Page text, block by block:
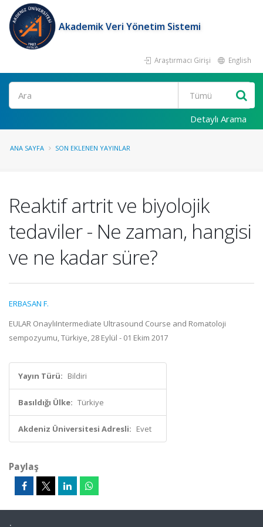
Akademik Veri Yönetim Sistemi
Araştırmacı Girişi English
Ara
Detaylı Arama
ANA SAYFA SON EKLENEN YAYINLAR
Reaktif artrit ve biyolojik
tedaviler - Ne zaman, hangisi
ve ne kadar süre?
ERBASAN F.
EULAR OnaylıIntermediate Ultrasound Course and Romatoloji
sempozyumu, Türkiye, 28 Eylül - 01 Ekim 2017
Yayın Türü: Bildiri
Basıldığı Ülke: Türkiye
Akdeniz Üniversitesi Adresli: Evet
Paylaş